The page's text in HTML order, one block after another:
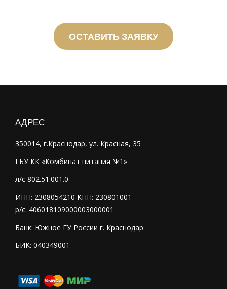
ОСТАВИТЬ ЗАЯВКУ
АДРЕС
350014, г.Краснодар, ул. Красная, 35
ГБУ КК «Комбинат питания №1»
л/с 802.51.001.0
ИНН: 2308054210 КПП: 230801001
р/с: 406018109000003000001
Банк: Южное ГУ России г. Краснодар
БИК: 040349001